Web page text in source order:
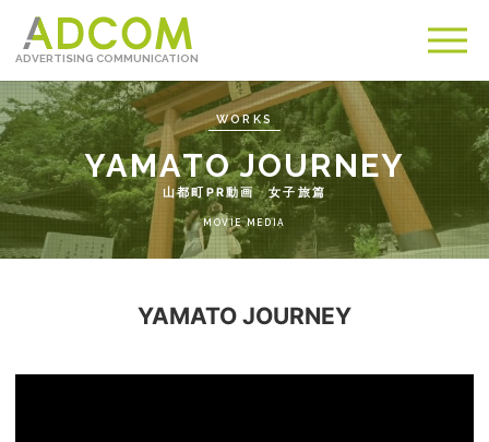
ADVERTISING COMMUNICATION
ニュ
WORKS
山都町PR動画 女子旅篇
MOVIE MEDIA
YAMATO JOURNEY